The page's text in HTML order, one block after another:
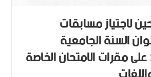
لاجتياز مسابقات
السنة الجامعية
2023/2022 على مقرات الامتحان الخاصة